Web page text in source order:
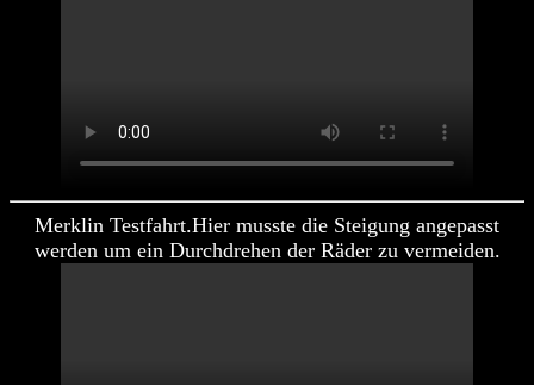
Merklin Testfahrt.Hier musste die Steigung angepasst
werden um ein Durchdrehen der Räder zu vermeiden.